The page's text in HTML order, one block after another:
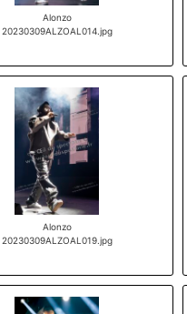
Alonzo
20230309ALZOAL014.jpg
Alonzo
20230309ALZOAL019.jpg